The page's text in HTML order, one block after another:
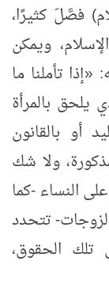
فصَّلَ كثيرًا،
ويمكن
تأملنا ما
يلحق بالمرأة
أو بالقانون
ولا شك
النساء -كما
تتحدد
الحقوق،